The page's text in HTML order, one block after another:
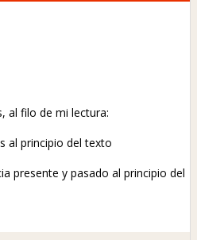
al filo de mi lectura:
al principio del texto
presente y pasado al principio del